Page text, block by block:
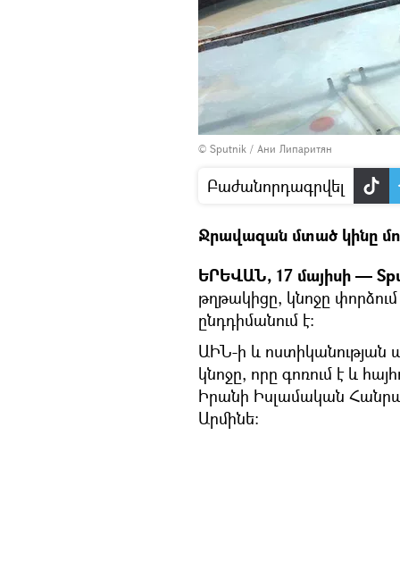
© Sputnik / Ани Липаритян
Բաժանորդագրվել
Ջրավազան մտած կինը
ԵՐԵՎԱՆ, 17 մայիսի —
թղթակիցը, կնոջը
ընդդիմանում է։
ԱԻՆ-ի և ոստիկանության
կնոջը, որը գոռում է և
Իրանի Իսլամական
Արմինե։